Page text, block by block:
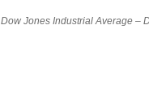
Dow Jones Industrial Average –